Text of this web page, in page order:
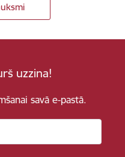
uzzina!
savā e-pastā.